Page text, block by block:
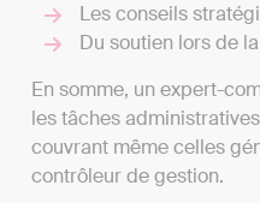
Les conseils
Du soutien lors de
En somme, un expert-
les tâches
couvrant même celles
contrôleur de gestion.